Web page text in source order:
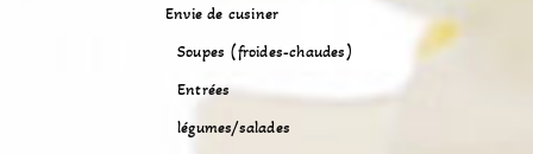
Envie de cusiner
Soupes (froides-chaudes)
Entrées
légumes/salades